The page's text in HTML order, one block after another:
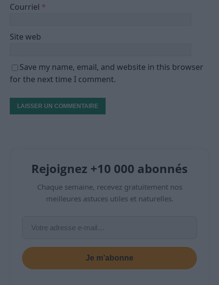
Courriel *
Site web
Save my name, email, and website in this browser
for the next time I comment.
Rejoignez +10 000 abonnés
Chaque semaine, recevez gratuitement nos
meilleures astuces utiles et naturelles.
Je m’abonne